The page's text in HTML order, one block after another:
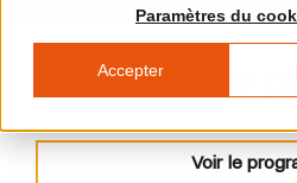
Paramètres du
Accepter
Découvrez le
Voir le